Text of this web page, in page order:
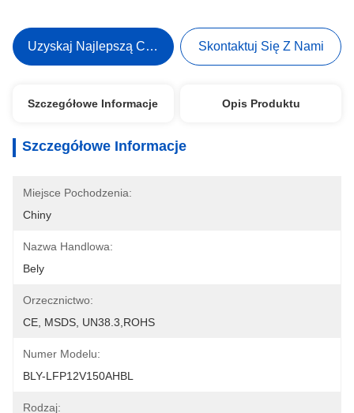
Uzyskaj Najlepszą Cenę Skontaktuj Się Z Nami
Szczegółowe Informacje Opis Produktu
Szczegółowe Informacje
Miejsce Pochodzenia:
Chiny
Nazwa Handlowa:
Bely
Orzecznictwo:
CE, MSDS, UN38.3,ROHS
Numer Modelu:
BLY-LFP12V150AHBL
Rodzaj: